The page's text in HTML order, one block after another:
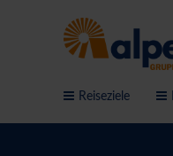
Reiseziele